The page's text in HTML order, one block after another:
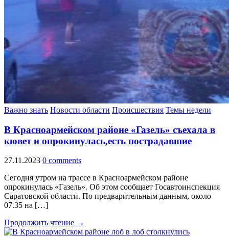
Важно знать Новости области Происшествия Темы недели
В Красноармейском районе «Газель» съехала в
кювет и опрокинулась,есть пострадавшие
27.11.2023 0 comments
Сегодня утром на трассе в Красноармейском районе
опрокинулась «Газель». Об этом сообщает Госавтоинспекция
Саратовской области. По предварительным данным, около
07.35 на […]
Продолжить чтение →